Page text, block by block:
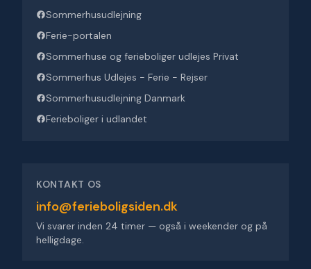
Sommerhusudlejning
Ferie-portalen
Sommerhuse og ferieboliger udlejes Privat
Sommerhus Udlejes - Ferie - Rejser
Sommerhusudlejning Danmark
Ferieboliger i udlandet
KONTAKT OS
info@ferieboligsiden.dk
Vi svarer inden 24 timer — også i weekender og på
helligdage.